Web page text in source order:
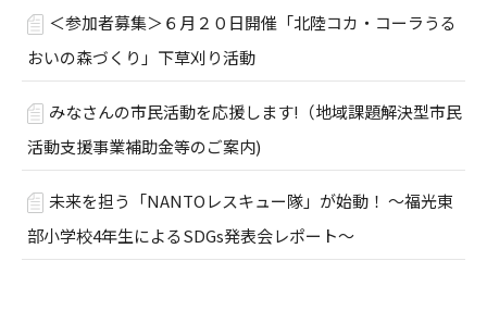
＜参加者募集＞６月２０日開催「北陸コカ・コーラうる
おいの森づくり」下草刈り活動
みなさんの市民活動を応援します!（地域課題解決型市民
活動支援事業補助金等のご案内)
未来を担う「NANTOレスキュー隊」が始動！ ～福光東
部小学校4年生によるSDGs発表会レポート～